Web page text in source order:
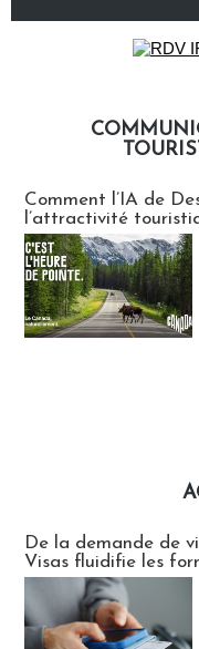
Comment l’IA de
l’attractivité
De la demande de
Visas fluidifie les